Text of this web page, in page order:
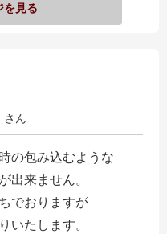
を見る
さん
の包み込むような
出来ません。
でおりますが
いたします。